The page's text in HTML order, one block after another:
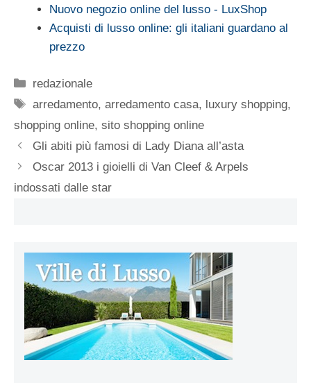
Nuovo negozio online del lusso - LuxShop
Acquisti di lusso online: gli italiani guardano al
prezzo
Categorie
redazionale
Tag
arredamento,arredamento casa, luxury shopping,
shopping online, sito shopping online
Gli abiti più famosi di Lady Diana all’asta
Oscar 2013 i gioielli di Van Cleef & Arpels
indossati dalle star